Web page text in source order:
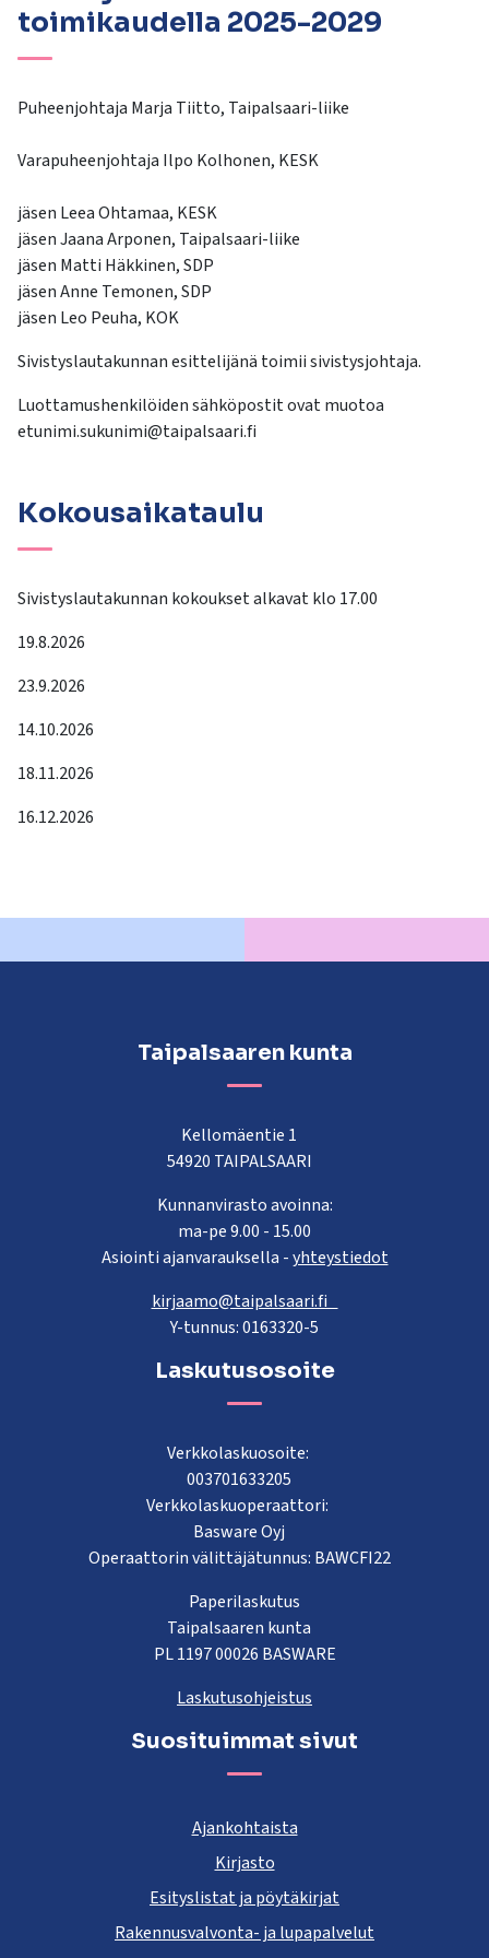
kosketus-
ja
pyyhkäisyliikkeitä.
toimikaudella 2025-2029
Puheenjohtaja Marja Tiitto, Taipalsaari-liike
Varapuheenjohtaja Ilpo Kolhonen, KESK
jäsen Leea Ohtamaa, KESK
jäsen Jaana Arponen, Taipalsaari-liike
jäsen Matti Häkkinen, SDP
jäsen Anne Temonen, SDP
jäsen Leo Peuha, KOK
Sivistyslautakunnan esittelijänä toimii sivistysjohtaja.
Luottamushenkilöiden sähköpostit ovat muotoa
etunimi.sukunimi@taipalsaari.fi
Kokousaikataulu
Sivistyslautakunnan kokoukset alkavat klo 17.00
19.8.2026
23.9.2026
14.10.2026
18.11.2026
16.12.2026
Taipalsaaren kunta
Kellomäentie 1
54920 TAIPALSAARI
Kunnanvirasto avoinna:
ma-pe 9.00 - 15.00
Asiointi ajanvarauksella -yhteystiedot
kirjaamo@taipalsaari.fi
Y-tunnus: 0163320-5
Laskutusosoite
Verkkolaskuosoite:
003701633205
Verkkolaskuoperaattori:
Basware Oyj
Operaattorin välittäjätunnus: BAWCFI22
Paperilaskutus
Taipalsaaren kunta
PL 1197 00026 BASWARE
Laskutusohjeistus
Suosituimmat sivut
Ajankohtaista
Kirjasto
Esityslistat ja pöytäkirjat
Rakennusvalvonta- ja lupapalvelut